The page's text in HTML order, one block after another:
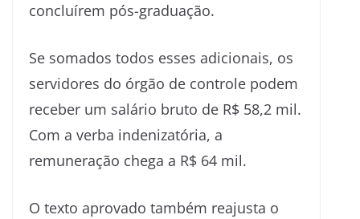
concluírem pós-graduação.
Se somados todos esses adicionais, os
servidores do órgão de controle podem
receber um salário bruto de R$ 58,2 mil.
Com a verba indenizatória, a
remuneração chega a R$ 64 mil.
O texto aprovado também reajusta o